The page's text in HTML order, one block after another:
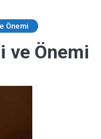
Önemi
ve Önemi